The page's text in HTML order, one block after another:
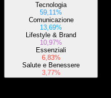
Tecnologia
59,11%
Comunicazione
13,69%
Lifestyle & Brand
10,97%
Essenziali
6,83%
Salute e Benessere
3,77%